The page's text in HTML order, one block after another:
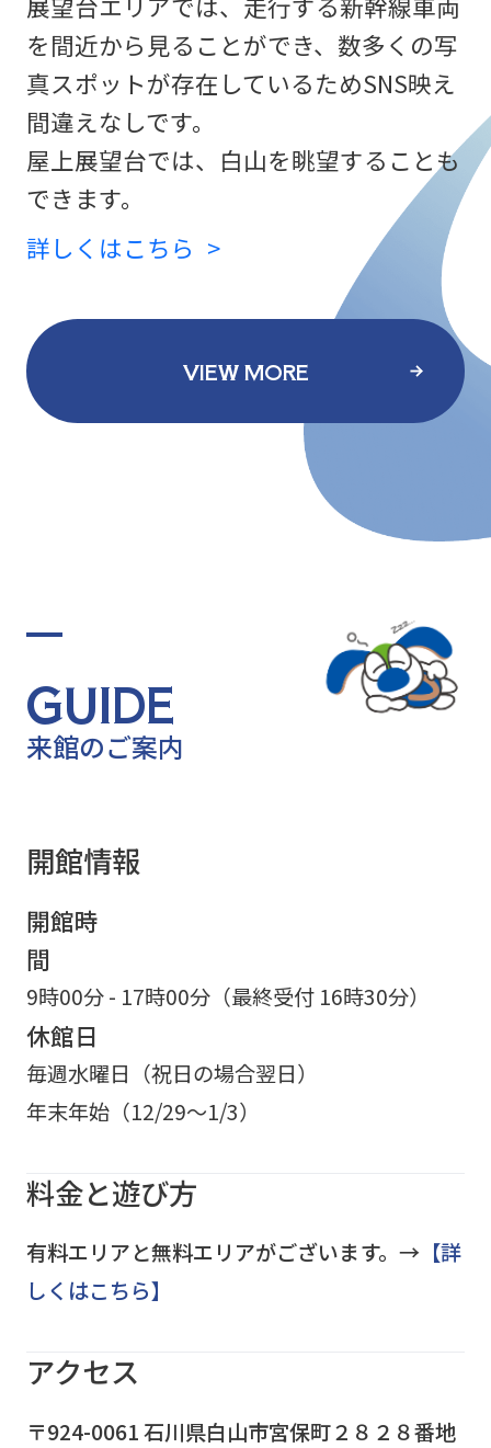
を間近から見ることができ、数多くの写
真スポットが存在しているためSNS映え
間違えなしです。
屋上展望台では、白山を眺望することも
できます。
詳しくはこちら
VIEW MORE
GUIDE
来館のご案内
開館情報
開館時
間
9時00分 - 17時00分（最終受付 16時30分）
休館日
毎週水曜日（祝日の場合翌日）
年末年始（12/29～1/3）
料金と遊び方
有料エリアと無料エリアがございます。→【詳
しくはこちら】
アクセス
〒924-0061 石川県白山市宮保町２８２８番地